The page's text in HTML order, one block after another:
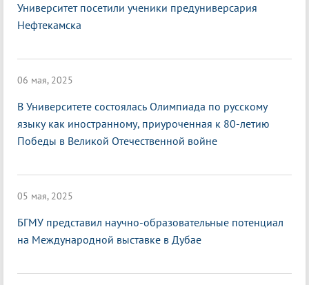
Университет посетили ученики предуниверсария
Нефтекамска
06 мая, 2025
В Университете состоялась Олимпиада по русскому
языку как иностранному, приуроченная к 80-летию
Победы в Великой Отечественной войне
05 мая, 2025
БГМУ представил научно-образовательные потенциал
на Международной выставке в Дубае